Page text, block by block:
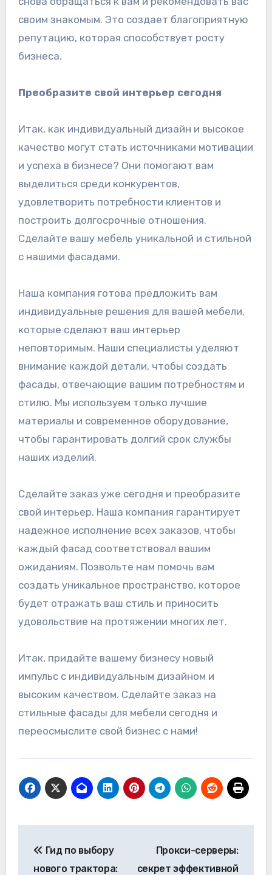
своим знакомым. Это создает благоприятную
репутацию, которая способствует росту
бизнеса.
Преобразите свой интерьер сегодня
Итак, как индивидуальный дизайн и высокое
качество могут стать источниками мотивации
и успеха в бизнесе? Они помогают вам
выделиться среди конкурентов,
удовлетворить потребности клиентов и
построить долгосрочные отношения.
Сделайте вашу мебель уникальной и стильной
с нашими фасадами.
Наша компания готова предложить вам
индивидуальные решения для вашей мебели,
которые сделают ваш интерьер
неповторимым. Наши специалисты уделяют
внимание каждой детали, чтобы создать
фасады, отвечающие вашим потребностям и
стилю. Мы используем только лучшие
материалы и современное оборудование,
чтобы гарантировать долгий срок службы
наших изделий.
Сделайте заказ уже сегодня и преобразите
свой интерьер. Наша компания гарантирует
надежное исполнение всех заказов, чтобы
каждый фасад соответствовал вашим
ожиданиям. Позвольте нам помочь вам
создать уникальное пространство, которое
будет отражать ваш стиль и приносить
удовольствие на протяжении многих лет.
Итак, придайте вашему бизнесу новый
импульс с индивидуальным дизайном и
высоким качеством. Сделайте заказ на
стильные фасады для мебели сегодня и
переосмыслите свой бизнес с нами!
по
Гид по выбору
нового трактора:
Прокси-серверы:
секрет эффективной